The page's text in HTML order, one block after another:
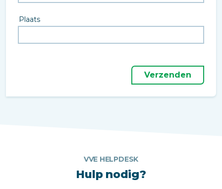
Plaats
Verzenden
VVE HELPDESK
Hulp nodig?